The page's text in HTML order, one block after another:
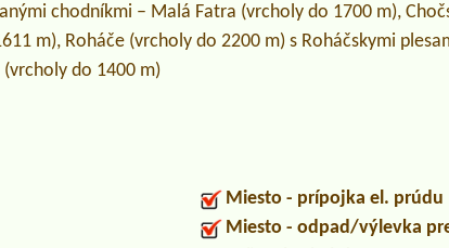
chodníkmi – Malá Fatra (vrcholy do 1700 m),
m), Roháče (vrcholy do 2200 m) s Roháčskymi
do 1400 m)
Miesto - prípojka el. prúdu
Miesto - odpad/výlevka